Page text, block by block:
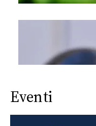
Eventi